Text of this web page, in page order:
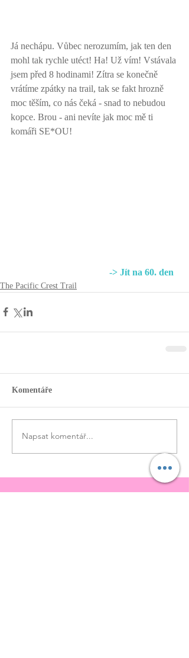
Já nechápu. Vůbec nerozumím, jak ten den
mohl tak rychle utéct! Ha! Už vím! Vstávala
jsem před 8 hodinami! Zítra se konečně
vrátíme zpátky na trail, tak se fakt hrozně
moc těším, co nás čeká - snad to nebudou
kopce. Brou - ani nevíte jak moc mě ti
komáři SE*OU!
-> Jít na 60. den
The Pacific Crest Trail
Komentáře
Napsat komentář...